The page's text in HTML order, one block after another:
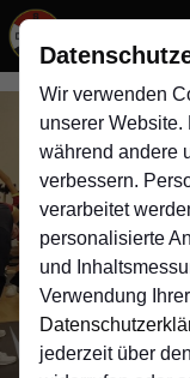
Wir verwenden
unserer
während andere
verbessern.
verarbeitet
personalisierte
und
Verwendung
jederzeit über